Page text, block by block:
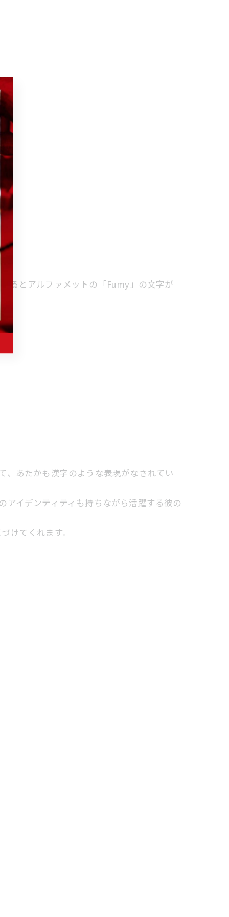
るとアルファメットの「Fumy」の文字が
、あたかも漢字のような表現がなされてい
イデンティティも持ちながら活躍する彼の
けてくれます。